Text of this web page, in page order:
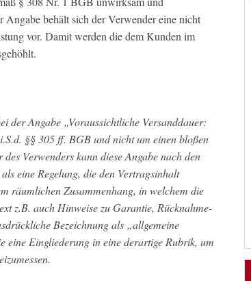
behält sich der Verwender eine nicht
vor. Damit werden die dem Kunden im
der Angabe „Voraussichtliche Versanddauer:
§§ 305 ff. BGB und nicht um einen bloßen
Verwenders kann diese Angabe nach den
eine Regelung, die den Vertragsinhalt
räumlichen Zusammenhang, in welchem die
z.B. auch Hinweise zu Garantie, Rücknahme-
Bezeichnung als „allgemeine
eine Eingliederung in eine derartige Rubrik, um